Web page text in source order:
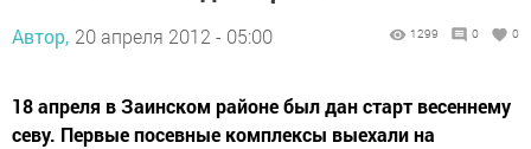
Автор, 20 апреля 2012 - 05:00 1299 0 0
18 апреля в Заинском районе был дан старт весеннему
севу. Первые посевные комплексы выехали на